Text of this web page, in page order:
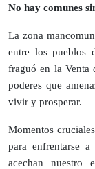
No hay comunes
La zona
entre los pueblos
fraguó en la Venta
poderes que
vivir y prosperar.
Momentos
para enfrentarse
acechan nuestro